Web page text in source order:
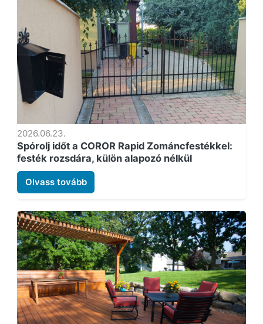
2026.06.23.
Spórolj időt a COROR Rapid Zománcfestékkel:
festék rozsdára, külön alapozó nélkül
Olvass tovább